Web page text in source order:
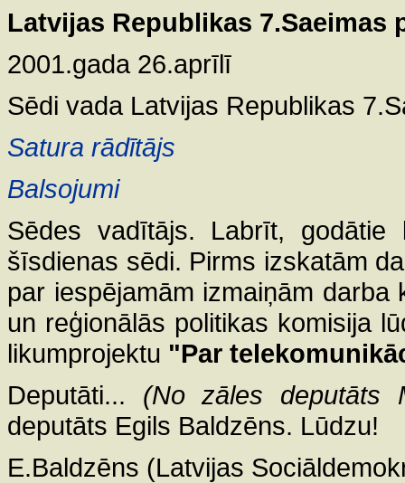
Latvijas Republikas 7.Saeimas
2001.gada 26.aprīlī
Sēdi vada Latvijas Republikas
Satura rādītājs
Balsojumi
Sēdes vadītājs. Labrīt, godātie
šīsdienas sēdi. Pirms izskatām
par iespējamām izmaiņām
un reģionālās politikas komisija
likumprojektu "Par
Deputāti... (No zāles deputāts
deputāts Egils Baldzēns. Lūdzu!
E.Baldzēns (Latvijas